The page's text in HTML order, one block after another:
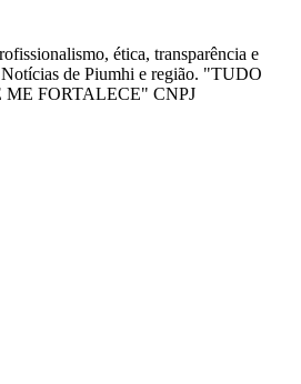
ética, transparência e
de Piumhi e região. "TUDO
FORTALECE" CNPJ